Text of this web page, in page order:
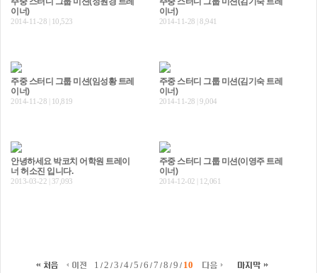
이너)
2014-11-28 | 10,523
이너)
2014-11-28 | 8,941
주중 스터디 그룹 미션(임성황 트레
이너)
2014-11-28 | 10,819
주중 스터디 그룹 미션(김기숙 트레
이너)
2014-11-28 | 9,004
안녕하세요 박코치 어학원 트레이
너 허소진 입니다.
2013-03-22 | 37,093
주중 스터디 그룹 미션(이영주 트레
이너)
2014-12-02 | 12,061
1 /2 /3 /4/5 /6 / 7 /8 /9 / 10